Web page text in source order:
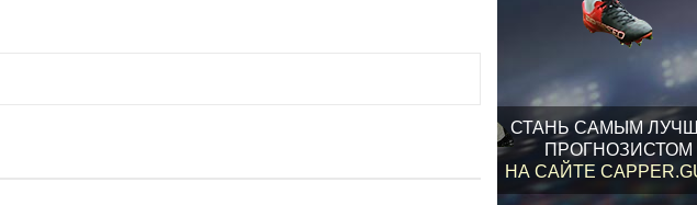
СТАНЬ САМЫМ
ПРОГНОЗИСТОМ
НА САЙТЕ